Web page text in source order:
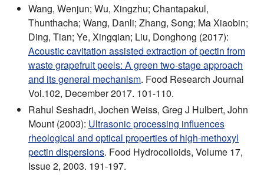
Wang, Wenjun; Wu, Xingzhu; Chantapakul,
Thunthacha; Wang, Danli; Zhang, Song; Ma Xiaobin;
Ding, Tian; Ye, Xingqian; Liu, Donghong (2017):
Acoustic cavitation assisted extraction of pectin from
waste grapefruit peels: A green two-stage approach
and its general mechanism. Food Research Journal
Vol.102, December 2017. 101-110.
Rahul Seshadri, Jochen Weiss, Greg J Hulbert, John
Mount (2003): Ultrasonic processing influences
rheological and optical properties of high-methoxyl
pectin dispersions. Food Hydrocolloids, Volume 17,
Issue 2, 2003. 191-197.